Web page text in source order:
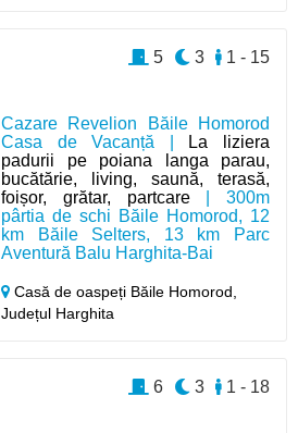
Cazare Revelion Băile Homorod
Casa de Vacanță |
La liziera
padurii pe poiana langa parau,
bucătărie, living, saună, terasă,
foișor, grătar, partcare| 300m
pârtia de schi Băile Homorod, 12
km Băile Selters, 13 km Parc
Aventură Balu Harghita-Bai
Casă de oaspeți Băile Homorod,
Județul Harghita
1 - 15
3
5
1 - 18
3
6